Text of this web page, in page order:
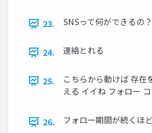
23. SNSって何ができるの？
24. 連絡とれる
25.
こちらから動けば 存在
える イイね フォロー
26. フォロー期間が続くほ